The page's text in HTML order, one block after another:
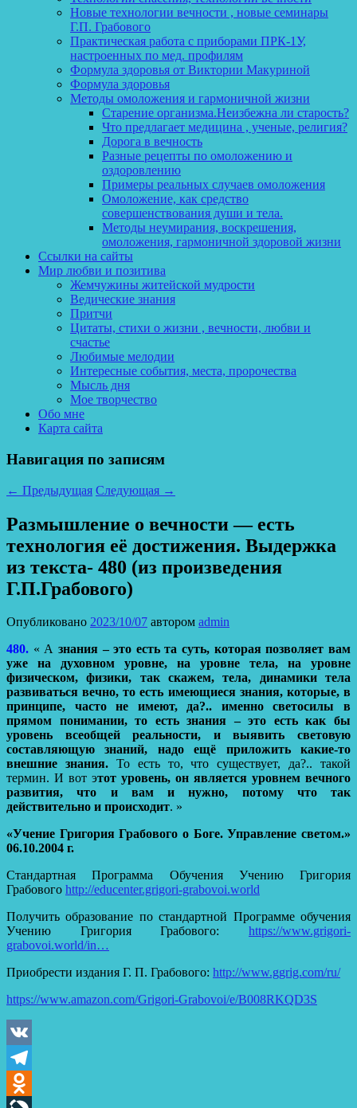
Новые технологии вечности , новые семинары
Г.П. Грабового
Практическая работа с приборами ПРК-1У,
настроенных по мед. профилям
Формула здоровья от Виктории Макуриной
Формула здоровья
Методы омоложения и гармоничной жизни
Старение организма.Неизбежна ли старость?
Что предлагает медицина , ученые, религия?
Дорога в вечность
Разные рецепты по омоложению и
оздоровлению
Примеры реальных случаев омоложения
Омоложение, как средство
совершенствования души и тела.
Методы неумирания, воскрешения,
омоложения, гармоничной здоровой жизни
Ссылки на сайты
Мир любви и позитива
Жемчужины житейской мудрости
Ведические знания
Притчи
Цитаты, стихи о жизни , вечности, любви и
счастье
Любимые мелодии
Интересные события, места, пророчества
Мысль дня
Мое творчество
Обо мне
Карта сайта
Навигация по записям
← Предыдущая Следующая →
Размышление о вечности — есть
технология её достижения. Выдержка
из текста- 480 (из произведения
Г.П.Грабового)
Опубликовано 2023/10/07 автором admin
480. « А знания – это есть та суть, которая позволяет вам
уже на духовном уровне, на уровне тела, на уровне
физическом, физики, так скажем, тела, динамики тела
развиваться вечно, то есть имеющиеся знания, которые, в
принципе, часто не имеют, да?.. именно светосилы в
прямом понимании, то есть знания – это есть как бы
уровень всеобщей реальности,
и выявить световую
составляющую знаний, надо ещё приложить какие-то
внешние знания.То есть то, что существует, да?.. такой
термин. И вот этот уровень, он является уровнем вечного
развития, что и вам и нужно, потому что так
действительно и происходит. »
«Учение Григория Грабового о Боге. Управление светом.»
06.10.2004 г.
Стандартная Программа Обучения Учению Григория
Грабового http://educenter.grigori-grabovoi.world
Получить образование по стандартной Программе обучения
Учению Григория Грабового: https://www.grigori-
grabovoi.world/in…
Приобрести издания Г. П. Грабового: http://www.ggrig.com/ru/
https://www.amazon.com/Grigori-Grabovoi/e/B008RKQD3S
VK
Telegram